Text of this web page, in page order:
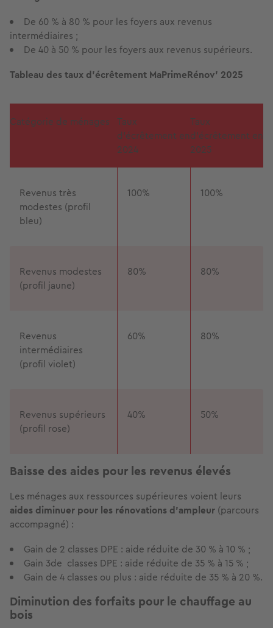
De 60 % à 80 % pour les foyers aux revenus
intermédiaires ;
De 40 à 50 % pour les foyers aux revenus supérieurs.
Tableau des taux d'écrêtement MaPrimeRénov' 2025
Catégorie de ménages Taux
d'écrêtement en
2024
Taux
d'écrêtement en
2025
Revenus très
modestes (profil
bleu)
100% 100%
Revenus modestes
(profil jaune)
80% 80%
Revenus
intermédiaires
(profil violet)
60% 80%
Revenus supérieurs
(profil rose)
40% 50%
Baisse des aides pour les revenus élevés
Les ménages aux ressources supérieures voient leurs
aides diminuer pour les rénovations d’ampleur (parcours
accompagné) :
Gain de 2 classes DPE : aide réduite de 30 % à 10 % ;
Gain 3de classes DPE : aide réduite de 35 % à 15 % ;
Gain de 4 classes ou plus : aide réduite de 35 % à 20 %.
Diminution des forfaits pour le chauffage au
bois